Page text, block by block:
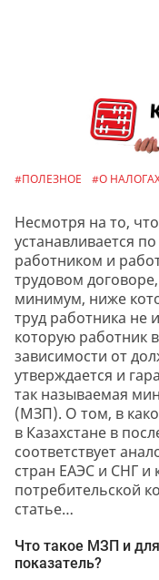
#ПОЛЕЗНОЕ #О
Несмотря на то,
устанавливается
работником и
трудовом
минимум, ниже
труд работника не
которую работник
зависимости от
утверждается и
так называемая
(МЗП). О том, в
в Казахстане в
соответствует
стран ЕАЭС и СНГ и
потребительской
статье…
Что такое МЗП и для
показатель?